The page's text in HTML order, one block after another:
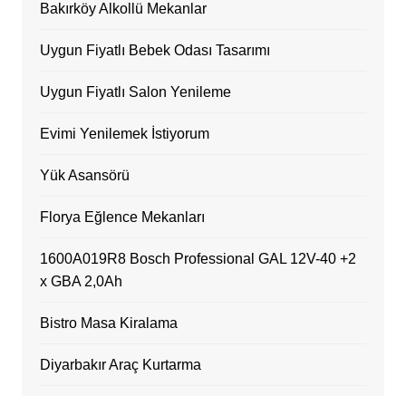
Bakırköy Alkollü Mekanlar
Uygun Fiyatlı Bebek Odası Tasarımı
Uygun Fiyatlı Salon Yenileme
Evimi Yenilemek İstiyorum
Yük Asansörü
Florya Eğlence Mekanları
1600A019R8 Bosch Professional GAL 12V-40 +2
x GBA 2,0Ah
Bistro Masa Kiralama
Diyarbakır Araç Kurtarma